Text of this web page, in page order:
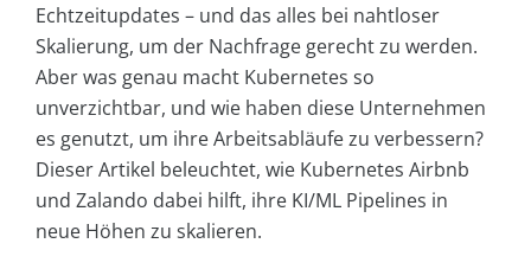
Echtzeitupdates – und das alles bei nahtloser
Skalierung, um der Nachfrage gerecht zu werden.
Aber was genau macht Kubernetes so
unverzichtbar, und wie haben diese Unternehmen
es genutzt, um ihre Arbeitsabläufe zu verbessern?
Dieser Artikel beleuchtet, wie Kubernetes Airbnb
und Zalando dabei hilft, ihre KI/ML Pipelines in
neue Höhen zu skalieren.